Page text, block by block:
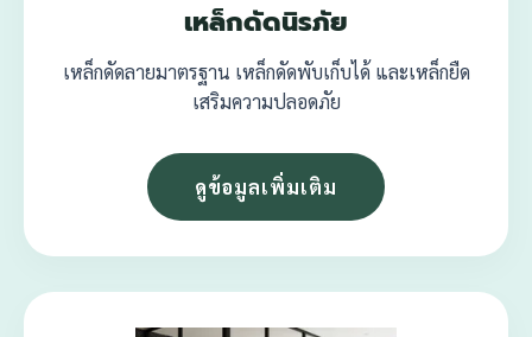
เหล็กดัดนิรภัย
เหล็กดัดลายมาตรฐาน เหล็กดัดพับเก็บได้ และเหล็กยืด
เสริมความปลอดภัย
ดูข้อมูลเพิ่มเติม